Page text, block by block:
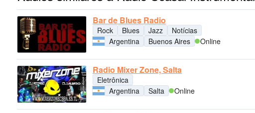
Bar de Blues Radio
Rock Blues Jazz
Notícias
Argentina
Buenos Aires Online
Radio Mixer Zone, Salta
Eletrônica
Argentina
Salta Online